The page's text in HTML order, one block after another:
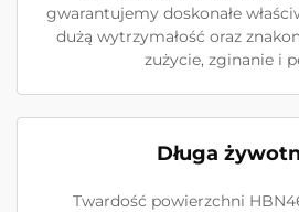
gwarantujemy doskonałe
dużą wytrzymałość oraz
zużycie, zginanie i
Długa
Twardość powierzchni